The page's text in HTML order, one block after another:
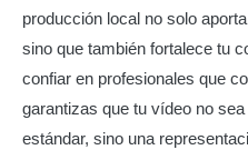
producción local no solo
sino que también fortalece tu
confiar en profesionales que
garantizas que tu vídeo no
estándar, sino una